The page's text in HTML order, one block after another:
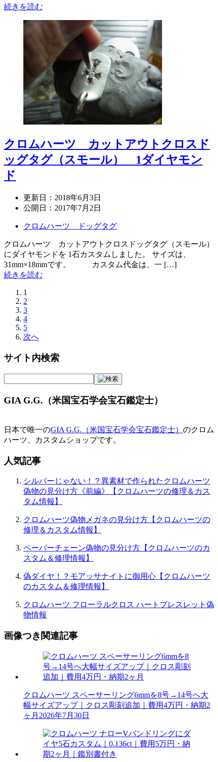
続きを読む
クロムハーツ カットアウトクロスド
ッグタグ（スモール） 1ダイヤモン
ド
更新日： 2018年6月3日
公開日： 2017年7月2日
クロムハーツ ドッグタグ
クロムハーツ カットアウトクロスドッグタグ（スモール）
にダイヤモンドを 1石カスタムしました。 サイズは、
31mm×18mmです。 カスタム代金は、一 […]
続きを読む
1
2
3
4
5
次へ
サイト内検索
GIA G.G.（米国宝石学会宝石鑑定士）
日本で唯一のGIA G.G.（米国宝石学会宝石鑑定士） のクロム
ハーツ、カスタムショップです。
人気記事
シルバーじゃない！？異素材で作られたクロムハーツ
偽物の見分け方《前編》【クロムハーツの修理＆カス
タム情報】
クロムハーツ偽物メガネの見分け方【クロムハーツの
修理＆カスタム情報】
ペーパーチェーン偽物の見分け方【クロムハーツのカ
スタム＆修理情報】
偽ダイヤ！？モアッサナイトに御用心【クロムハーツ
のカスタム＆修理情報】
クロムハーツ フローラルクロス ハートブレスレット偽
物情報
画像つき関連記事
クロムハーツ スペーサーリング6mmを8号→14号へ大
幅サイズアップ｜クロス彫刻追加｜費用4万円・納期2
ヶ月 2026年7月30日